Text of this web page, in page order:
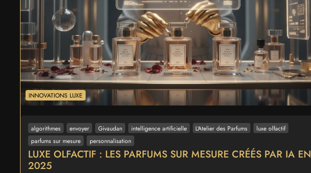
INNOVATIONS LUXE
algorithmes envoyer Givaudan intelligence artificielle L'Atelier des Parfums
luxe olfactif
parfums sur mesure
personnalisation
LUXE OLFACTIF : LES PARFUMS SUR MESURE CRÉÉS PAR IA EN
2025